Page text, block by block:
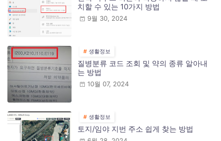
치할 수 있는 10가지 방법
9월 30, 2024
생활정보
질병분류 코드 조회 및 약의 종류 알아내
는 방법
10월 07, 2024
생활정보
토지/임야 지번 주소 쉽게 찾는 방법